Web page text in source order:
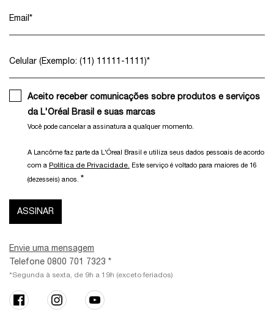
Email *
Celular (Exemplo: (11) 11111-1111)*
Aceito receber comunicações sobre produtos e serviços
da L'Oréal Brasil e suas marcas
Você pode cancelar a assinatura a qualquer momento.​
A Lancôme faz parte da L'Óreal Brasil e utiliza seus dados pessoais de acordo
com a Política de Privacidade. Este serviço é voltado para maiores de 16
(dezesseis) anos. *
ASSINAR
Envie uma mensagem
Telefone 0800 701 7323 *
*Segunda à sexta, de 9h a 19h (exceto feriados)